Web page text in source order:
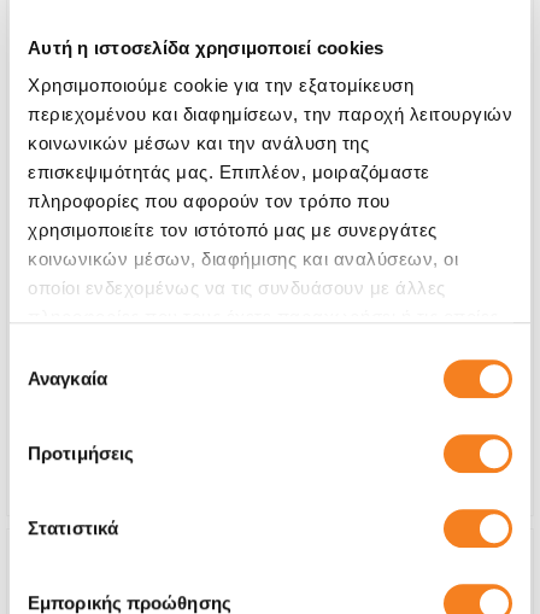
Αυτή η ιστοσελίδα χρησιμοποιεί cookies
Χρησιμοποιούμε cookie για την εξατομίκευση
περιεχομένου και διαφημίσεων, την παροχή λειτουργιών
κοινωνικών μέσων και την ανάλυση της
επισκεψιμότητάς μας. Επιπλέον, μοιραζόμαστε
πληροφορίες που αφορούν τον τρόπο που
χρησιμοποιείτε τον ιστότοπό μας με συνεργάτες
κοινωνικών μέσων, διαφήμισης και αναλύσεων, οι
οποίοι ενδεχομένως να τις συνδυάσουν με άλλες
των υπηρεσιών τους.
συγκατάθεσης
Αναγκαία
Προτιμήσεις
Στατιστικά
Εμπορικής προώθησης
Οθόνη Premium LCD
Με 24% ΦΠΑ
€69,99
4-6 ώρες
Εφ' όρου ζωής